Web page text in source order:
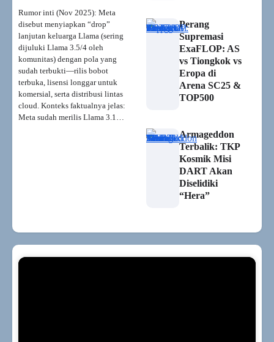
Rumor inti (Nov 2025): Meta
disebut menyiapkan “drop”
lanjutan keluarga Llama (sering
dijuluki Llama 3.5/4 oleh
komunitas) dengan pola yang
sudah terbukti—rilis bobot
terbuka, lisensi longgar untuk
komersial, serta distribusi lintas
cloud. Konteks faktualnya jelas:
Meta sudah merilis Llama 3.1…
Perang
Supremasi
ExaFLOP: AS
vs Tiongkok vs
Eropa di
Arena SC25 &
TOP500
Armageddon
Terbalik: TKP
Kosmik Misi
DART Akan
Diselidiki
“Hera”